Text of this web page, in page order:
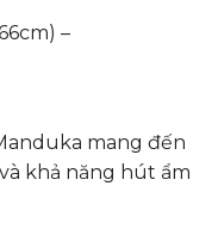
–
mang đến
khả năng hút ẩm